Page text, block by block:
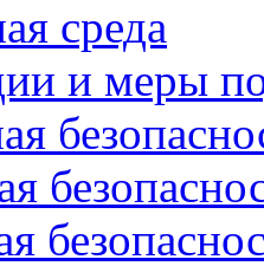
среда
и меры